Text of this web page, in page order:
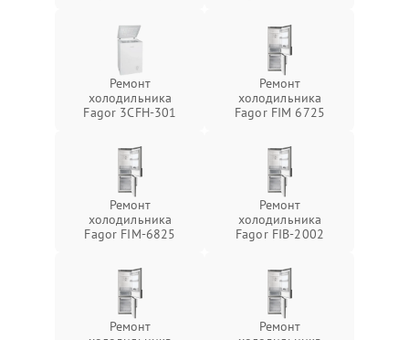
Ремонт
холодильника
Fagor 3CFH-301
Ремонт
холодильника
Fagor FIM 6725
Ремонт
холодильника
Fagor FIM-6825
Ремонт
холодильника
Fagor FIB-2002
Ремонт
Ремонт